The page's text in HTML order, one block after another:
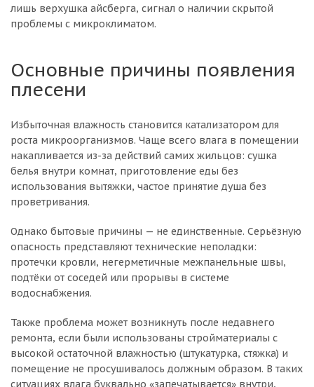
лишь верхушка айсберга, сигнал о наличии скрытой
проблемы с микроклиматом.
Основные причины появления
плесени
Избыточная влажность становится катализатором для
роста микроорганизмов. Чаще всего влага в помещении
накапливается из-за действий самих жильцов: сушка
белья внутри комнат, приготовление еды без
использования вытяжки, частое принятие душа без
проветривания.
Однако бытовые причины — не единственные. Серьёзную
опасность представляют технические неполадки:
протечки кровли, негерметичные межпанельные швы,
подтёки от соседей или прорывы в системе
водоснабжения.
Также проблема может возникнуть после недавнего
ремонта, если были использованы стройматериалы с
высокой остаточной влажностью (штукатурка, стяжка) и
помещение не просушивалось должным образом. В таких
ситуациях влага буквально «запечатывается» внутри,